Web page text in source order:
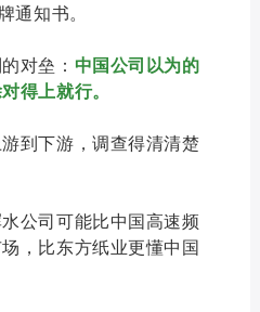
通知书。
对垒： 中国公司以为的
得上就行。
到下游，调查得清清楚
公司可能比中国高速频
，比东方纸业更懂中国